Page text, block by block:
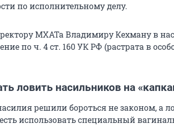
по исполнительному делу.
МХАТа Владимиру Кехману в
по ч. 4 ст. 160 УК РФ (растрата в
ловить насильников на
решили бороться не законом, а
использовать специальный